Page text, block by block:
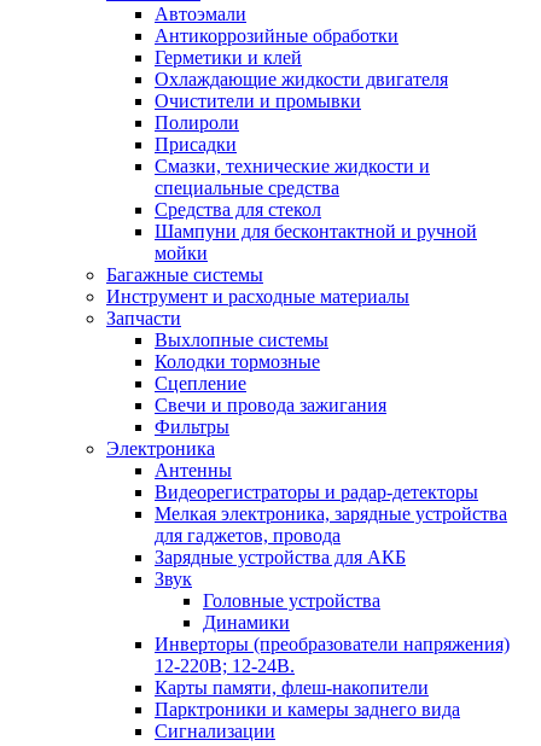
Автоэмали
Антикоррозийные обработки
Герметики и клей
Охлаждающие жидкости двигателя
Очистители и промывки
Полироли
Присадки
Смазки, технические жидкости и
специальные средства
Средства для стекол
Шампуни для бесконтактной и ручной
мойки
Багажные системы
Инструмент и расходные материалы
Запчасти
Выхлопные системы
Колодки тормозные
Сцепление
Свечи и провода зажигания
Фильтры
Электроника
Антенны
Видеорегистраторы и радар-детекторы
Мелкая электроника, зарядные устройства
для гаджетов, провода
Зарядные устройства для АКБ
Звук
Головные устройства
Динамики
Инверторы (преобразователи напряжения)
12-220В; 12-24В.
Карты памяти, флеш-накопители
Парктроники и камеры заднего вида
Сигнализации